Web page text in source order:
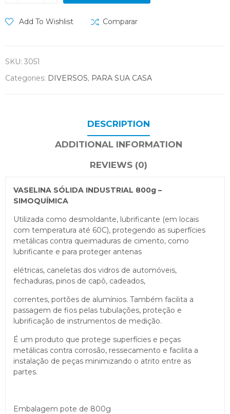
Add To Wishlist Comparar
SKU: 3051
Categories: DIVERSOS, PARA SUA CASA
DESCRIPTION
ADDITIONAL INFORMATION
REVIEWS (0)
VASELINA SÓLIDA INDUSTRIAL 800g –
SIMOQUÍMICA
Utilizada como desmoldante, lubrificante (em locais
com temperatura até 60C), protegendo as superfícies
metálicas contra queimaduras de cimento, como
lubrificante e para proteger antenas
elétricas, caneletas dos vidros de automóveis,
fechaduras, pinos de capô, cadeados,
correntes, portões de alumínios. Também facilita a
passagem de fios pelas tubulações, proteção e
lubrificação de instrumentos de medição.
É um produto que protege superfícies e peças
metálicas contra corrosão, ressecamento e facilita a
instalação de peças minimizando o atrito entre as
partes.
Embalagem pote de 800g